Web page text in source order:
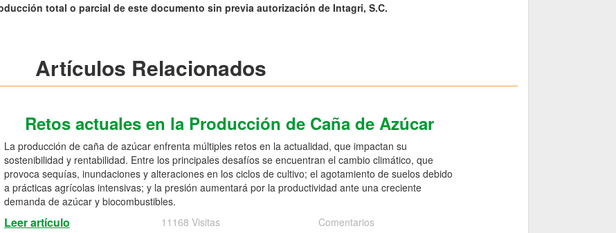
total o parcial de este documento sin previa autorización de Intagri, S.C.
Artículos Relacionados
Retos actuales en la Producción de Caña de Azúcar
La producción de caña de azúcar enfrenta múltiples retos en la actualidad, que impactan su
sostenibilidad y rentabilidad. Entre los principales desafíos se encuentran el cambio climático, que
provoca sequías, inundaciones y alteraciones en los ciclos de cultivo; el agotamiento de suelos debido
a prácticas agrícolas intensivas; y la presión aumentará por la productividad ante una creciente
demanda de azúcar y biocombustibles.
Leer artículo 11168 Visitas Comentarios